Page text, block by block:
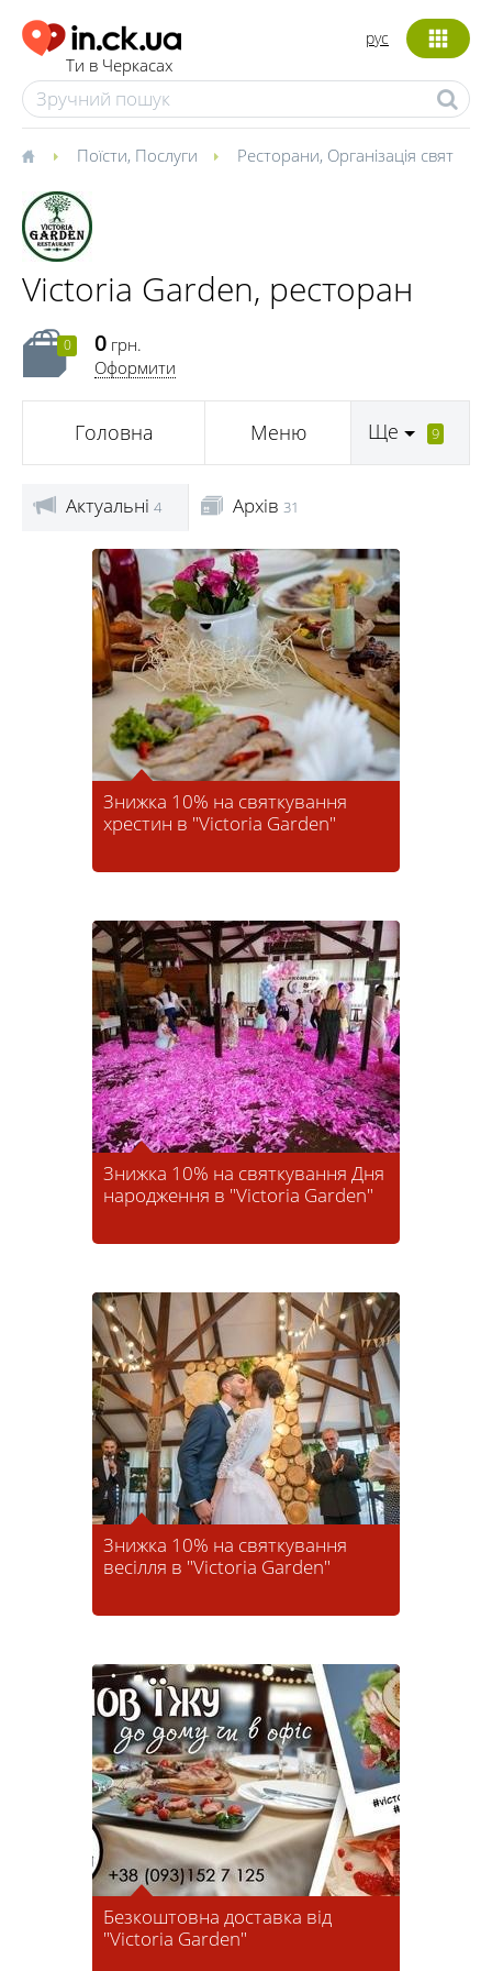
Ти в Черкасах
рус
Поїсти, Послуги Ресторани, Організація свят
Victoria Garden, ресторан
0 0 грн.
Оформити
Головна Меню Ще 9
Актуальні 4 Архів 31
Знижка 10% на святкування
хрестин в "Victoria Garden"
Знижка 10% на святкування Дня
народження в "Victoria Garden"
Знижка 10% на святкування
весілля в "Victoria Garden"
Безкоштовна доставка від
"Victoria Garden"